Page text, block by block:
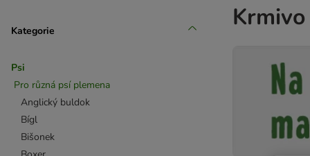
Kategorie
Psi
Pro různá psí plemena
Anglický buldok
Bígl
Bišonek